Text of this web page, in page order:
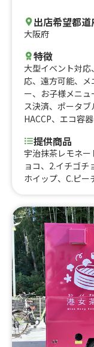
出店希望都道
大阪府
特徴
大型イベント対応、
応、 遠方可能、 メ
ー、 お子様メニュ
ス決済、 ポータブ
HACCP、 エコ容器
提供商品
宇治抹茶レモネ
ョコ、2.イチゴチ
ホイップ、C.ピー
バナナチョコカ
タードホイップ
ップ、12.ハムチ
ップ、イチゴ抹茶